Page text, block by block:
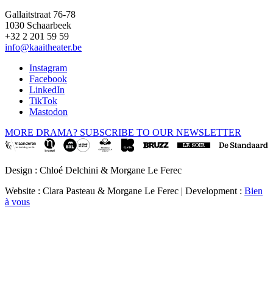
Gallaitstraat 76-78
1030 Schaarbeek
+32 2 201 59 59
info@kaaitheater.be
Instagram
Facebook
LinkedIn
TikTok
Mastodon
MORE DRAMA? SUBSCRIBE TO OUR NEWSLETTER
Design : Chloé Delchini & Morgane Le Ferec
Website : Clara Pasteau & Morgane Le Ferec | Development : Bien
à vous